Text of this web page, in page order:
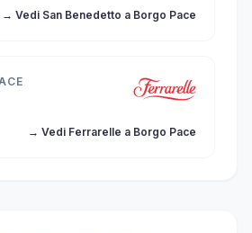
→ Vedi San Benedetto a Borgo Pace
→ Vedi Ferrarelle a Borgo Pace